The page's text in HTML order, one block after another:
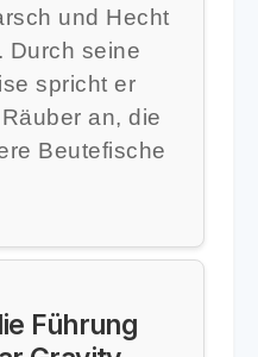
und Hecht
Durch seine
spricht er
an, die
Beutefische
Führung